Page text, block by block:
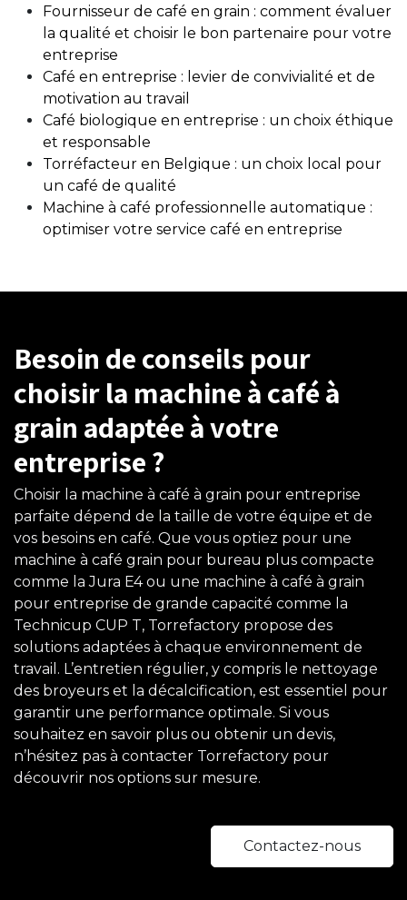
Fournisseur de café en grain : comment évaluer
la qualité et choisir le bon partenaire pour votre
entreprise
Café en entreprise : levier de convivialité et de
motivation au travail
Café biologique en entreprise : un choix éthique
et responsable
Torréfacteur en Belgique : un choix local pour
un café de qualité
Machine à café professionnelle automatique :
optimiser votre service café en entreprise
Besoin de conseils pour
choisir la machine à café à
grain adaptée à votre
entreprise ?
Choisir la machine à café à grain pour entreprise
parfaite dépend de la taille de votre équipe et de
vos besoins en café. Que vous optiez pour une
machine à café grain pour bureau plus compacte
comme la Jura E4 ou une machine à café à grain
pour entreprise de grande capacité comme la
Technicup CUP T, Torrefactory propose des
solutions adaptées à chaque environnement de
travail. L’entretien régulier, y compris le nettoyage
des broyeurs et la décalcification, est essentiel pour
garantir une performance optimale. Si vous
souhaitez en savoir plus ou obtenir un devis,
n’hésitez pas à contacter Torrefactory pour
découvrir nos options sur mesure.
Contactez-nous